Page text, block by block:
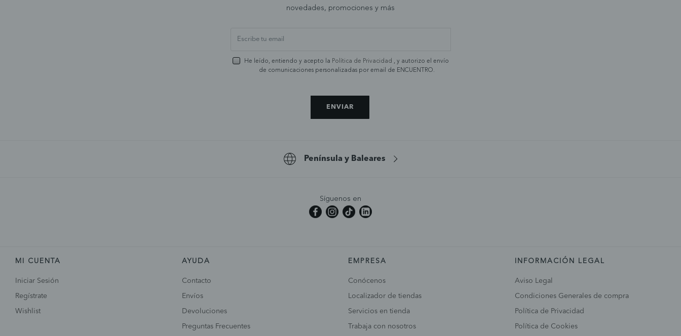
novedades, promociones y más
He leído, entiendo y acepto la Política de Privacidad , y autorizo el envío
de comunicaciones personalizadas por email de ENCUENTRO.
ENVIAR
Península y Baleares
Síguenos en
MI CUENTA
Iniciar Sesión
Regístrate
Wishlist
AYUDA
Contacto
Envíos
Devoluciones
Preguntas Frecuentes
EMPRESA
Conócenos
Localizador de tiendas
Servicios en tienda
Trabaja con nosotros
INFORMACIÓN LEGAL
Aviso Legal
Condiciones Generales de compra
Política de Privacidad
Política de Cookies